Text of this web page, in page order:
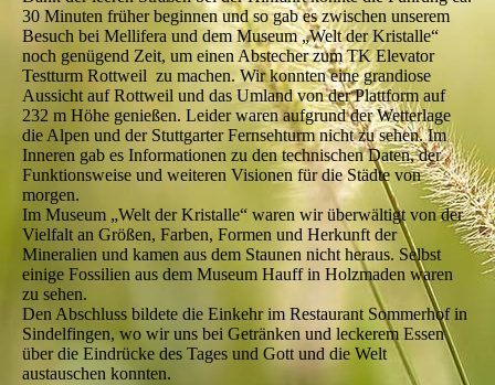
30 Minuten früher beginnen und so gab es zwischen unserem
Besuch bei Mellifera und dem Museum „Welt der Kristalle“
noch genügend Zeit, um einen Abstecher zum TK Elevator
Testturm Rottweil zu machen. Wir konnten eine grandiose
Aussicht auf Rottweil und das Umland von der Plattform auf
232 m Höhe genießen. Leider waren aufgrund der Wetterlage
die Alpen und der Stuttgarter Fernsehturm nicht zu sehen. Im
Inneren gab es Informationen zu den technischen Daten, der
Funktionsweise und weiteren Visionen für die Städte von
morgen.
Im Museum „Welt der Kristalle“ waren wir überwältigt von der
Vielfalt an Größen, Farben, Formen und Herkunft der
Mineralien und kamen aus dem Staunen nicht heraus. Selbst
einige Fossilien aus dem Museum Hauff in Holzmaden waren
zu sehen.
Den Abschluss bildete die Einkehr im Restaurant Sommerhof in
Sindelfingen, wo wir uns bei Getränken und leckerem Essen
über die Eindrücke des Tages und Gott und die Welt
austauschen konnten.